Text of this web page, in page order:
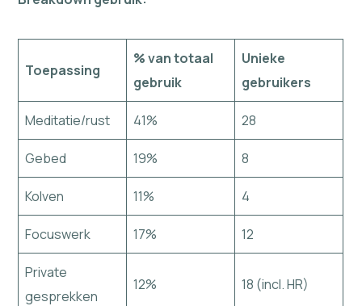
Toepassing
% van totaal
gebruik
Unieke
gebruikers
Meditatie/rust 41% 28
Gebed 19% 8
Kolven 11% 4
Focuswerk 17% 12
Private
gesprekken
12% 18 (incl. HR)